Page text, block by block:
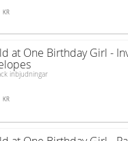
KR
at One Birthday Girl -
inbjudningar
KR